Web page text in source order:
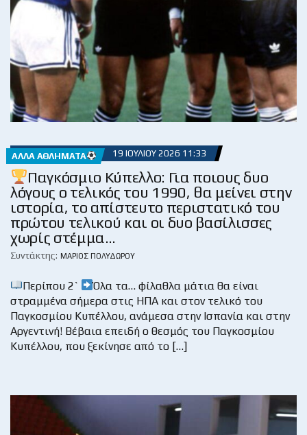
ΆΛΛΑ ΑΘΛΉΜΑΤΑ 19 ΙΟΥΛΊΟΥ 2026 11:33
Παγκόσμιο Κύπελλο: Για ποιους δυο
λόγους ο τελικός του 1990, θα μείνει στην
ιστορία, το απίστευτο περιστατικό του
πρώτου τελικού και οι δυο βασίλισσες
χωρίς στέμμα…
Συντάκτης: ΜΆΡΙΟΣ ΠΟΛΥΔΏΡΟΥ
Περίπου 2`
Όλα τα… φίλαθλα μάτια θα είναι
στραμμένα σήμερα στις ΗΠΑ και στον τελικό του
Παγκοσμίου Κυπέλλου, ανάμεσα στην Ισπανία και στην
Αργεντινή! Βέβαια επειδή ο θεσμός του Παγκοσμίου
Κυπέλλου, που ξεκίνησε από το […]